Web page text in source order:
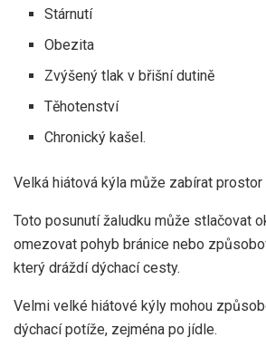
Stárnutí
Obezita
Zvýšený tlak v břišní dutině
Těhotenství
Chronický kašel.
Velká hiátová kýla může zabírat prostor
Toto posunutí žaludku může stlačovat
omezovat pohyb bránice nebo
který dráždí dýchací cesty.
Velmi velké hiátové kýly mohou
dýchací potíže, zejména po jídle.